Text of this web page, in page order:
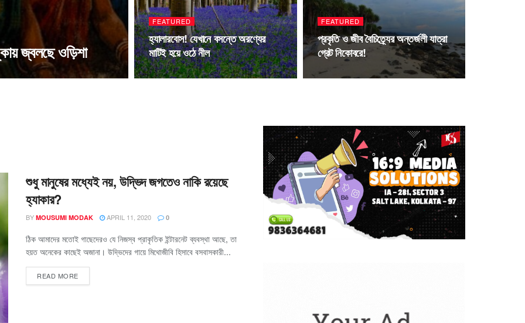
জ্বলছে ওড়িশা
FEATURED
হ্যালারবোস! যেখানে বসন্তে অরণ্যের
মাটিই হয়ে ওঠে নীল
FEATURED
প্রকৃতি ও জীব বৈচিত্র্যের অন্তর্জলী যাত্রা
গ্রেট নিকোবরে!
শুধু মানুষের মধ্যেই নয়, উদ্ভিদ জগতেও নাকি রয়েছে
হ্যাকার?
BY MOUSUMI MODAK APRIL 11, 2020 0
ঠিক আমাদের মতোই গাছেদেরও যে নিজস্ব প্রাকৃতিক ইন্টারনেট ব্যবস্থা আছে, তা
হয়ত অনেকের কাছেই অজানা। উদ্ভিদের গায়ে মিথোজীবি হিসাবে বসবাসকারী...
READ MORE